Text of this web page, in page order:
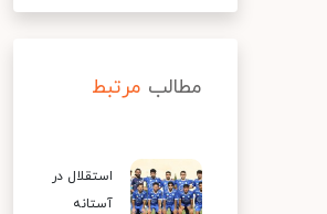
مطالب مرتبط
استقلال در
آستانه